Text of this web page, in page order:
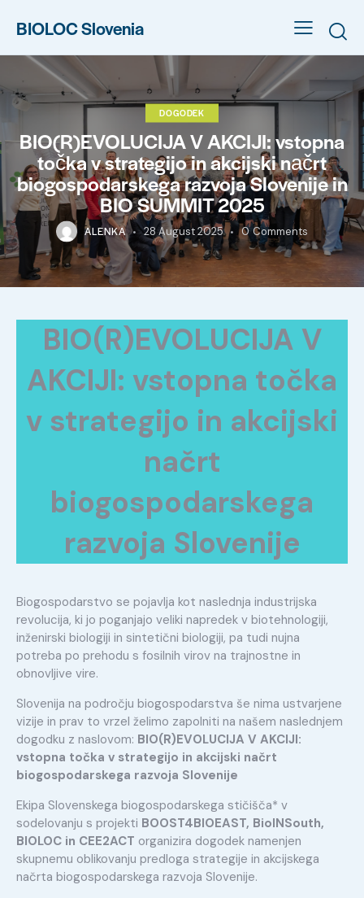
BIOLOC Slovenia
DOGODEK
BIO(R)EVOLUCIJA V AKCIJI: vstopna
točka v strategijo in akcijski načrt
biogospodarskega razvoja Slovenije in
BIO SUMMIT 2025
ALENKA 28 August 2025 0 Comments
BIO(R)EVOLUCIJA V
AKCIJI: vstopna točka
v strategijo in akcijski
načrt
biogospodarskega
razvoja Slovenije
Biogospodarstvo se pojavlja kot naslednja industrijska
revolucija, ki jo poganjajo veliki napredek v biotehnologiji,
inženirski biologiji in sintetični biologiji, pa tudi nujna
potreba po prehodu s fosilnih virov na trajnostne in
obnovljive vire.
Slovenija na področju biogospodarstva še nima ustvarjene
vizije in prav to vrzel želimo zapolniti na našem naslednjem
dogodku z naslovom: BIO(R)EVOLUCIJA V AKCIJI:
vstopna točka v strategijo in akcijski načrt
biogospodarskega razvoja Slovenije
Ekipa Slovenskega biogospodarskega stičišča* v
sodelovanju s projekti BOOST4BIOEAST, BioINSouth,
BIOLOC in CEE2ACT organizira dogodek namenjen
skupnemu oblikovanju predloga strategije in akcijskega
načrta biogospodarskega razvoja Slovenije.